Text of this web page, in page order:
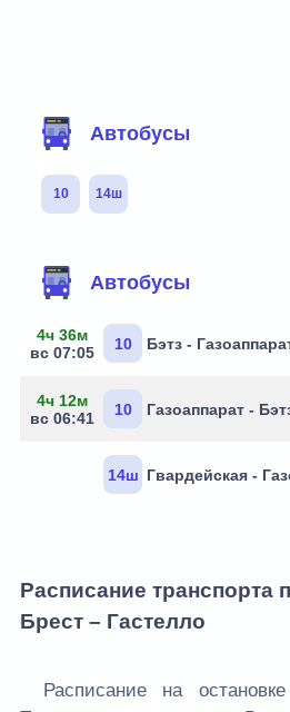
Автобусы
10 14ш
Автобусы
4ч 36м
вс 07:05
10 Бэтз -
4ч 12м
вс 06:41
10 Газоаппарат -
14ш Гвардейская -
Расписание транспорта
Брест – Гастелло
Расписание на